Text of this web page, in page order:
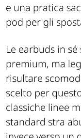
e una pratica
pod per gli
Le earbuds in
premium, ma
risultare
scelto per
classiche linee
standard stra